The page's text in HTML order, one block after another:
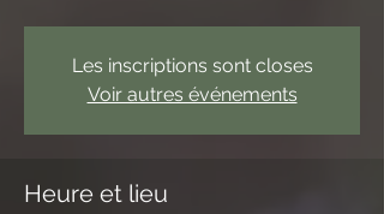
Les inscriptions sont closes
Voir autres événements
Heure et lieu